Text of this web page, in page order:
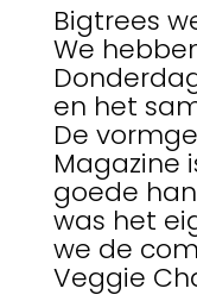
Bigtrees
We
en het
De
Magazine
goede
was het
we de
Veggie